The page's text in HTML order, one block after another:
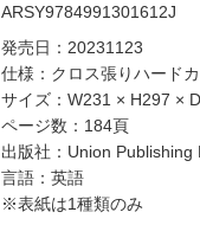
ARSY9784991301612J
発売日：20231123
仕様：クロス張りハード
サイズ：W231 × H297 ×
ページ数：184頁
出版社：Union Publishing
言語：英語
※表紙は1種類のみ